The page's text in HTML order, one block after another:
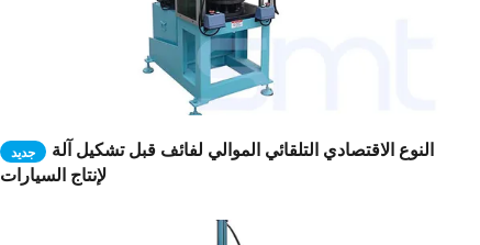
جديد
النوع الاقتصادي التلقائي الموالي لفائف قبل تشكيل آلة
لإنتاج السيارات